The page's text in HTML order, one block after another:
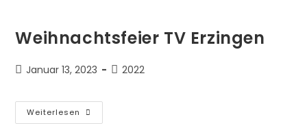
Weihnachtsfeier TV Erzingen
Beitrag
Januar 13, 2023
Beitrags-
2022
Weiterlesen Weihnachtsfeier
TV